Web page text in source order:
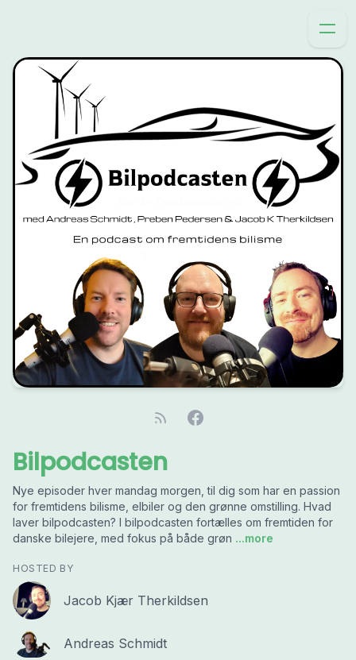
Bilpodcasten
Nye episoder hver mandag morgen, til dig som har en passion
for fremtidens bilisme, elbiler og den grønne omstilling. Hvad
laver bilpodcasten? I bilpodcasten fortælles om fremtiden for
danske bilejere, med fokus på både grøn ...more
HOSTED BY
Jacob Kjær Therkildsen
Andreas Schmidt